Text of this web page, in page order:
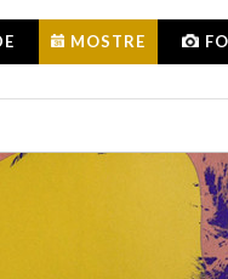
MOSTRE